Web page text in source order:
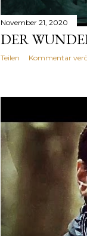
November 21, 2020
DER
Teilen Kommentar